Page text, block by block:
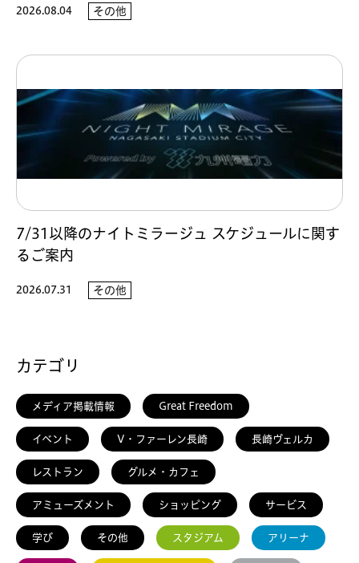
2026.08.04 その他
7/31以降のナイトミラージュ スケジュールに関す
るご案内
2026.07.31 その他
カテゴリ
メディア掲載情報 Great Freedom
イベント V・ファーレン長崎 長崎ヴェルカ
レストラン グルメ・カフェ
アミューズメント ショッピング サービス
学び その他 スタジアム アリーナ